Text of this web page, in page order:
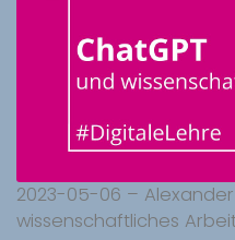
2023-05-06 – Alexander
wissenschaftliches